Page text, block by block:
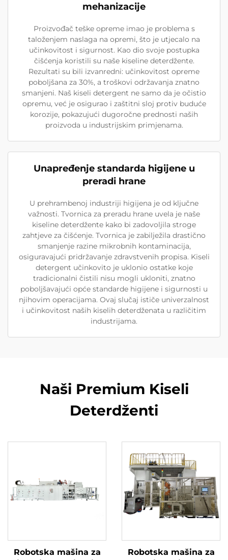
mehanizacije
Proizvođač teške opreme imao je problema s
taloženjem naslaga na opremi, što je utjecalo na
učinkovitost i sigurnost. Kao dio svoje postupka
čišćenja koristili su naše kiseline deterdžente.
Rezultati su bili izvanredni: učinkovitost opreme
poboljšana za 30%, a troškovi održavanja znatno
smanjeni. Naš kiseli detergent ne samo da je očistio
opremu, već je osigurao i zaštitni sloj protiv buduće
korozije, pokazujući dugoročne prednosti naših
proizvoda u industrijskim primjenama.
Unapređenje standarda higijene u
preradi hrane
U prehrambenoj industriji higijena je od ključne
važnosti. Tvornica za preradu hrane uvela je naše
kiseline deterdžente kako bi zadovoljila stroge
zahtjeve za čišćenje. Tvornica je zabilježila drastično
smanjenje razine mikrobnih kontaminacija,
osiguravajući pridržavanje zdravstvenih propisa. Kiseli
detergent učinkovito je uklonio ostatke koje
tradicionalni čistili nisu mogli ukloniti, znatno
poboljšavajući opće standarde higijene i sigurnosti u
njihovim operacijama. Ovaj slučaj ističe univerzalnost
i učinkovitost naših kiselih deterdženata u različitim
industrijama.
Naši Premium Kiseli
Deterdženti
Robotska mašina za
Robotska mašina za